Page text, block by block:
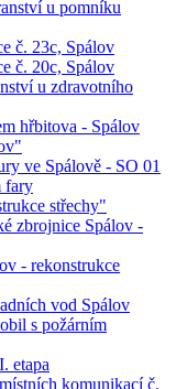
u pomníku
č. 23c, Spálov
č. 20c, Spálov
u zdravotního
hřbitova - Spálov
ve Spálově - SO 01
fary
střechy"
zbrojnice Spálov -
- rekonstrukce
vod Spálov
s požárním
etapa
komunikací č.